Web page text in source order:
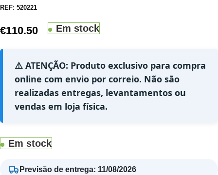
REF: 520221
€110.50 Em stock
⚠️ ATENÇÃO: Produto exclusivo para compra
online com envio por correio. Não são
realizadas entregas, levantamentos ou
vendas em loja física.
Em stock
Previsão de entrega: 11/08/2026